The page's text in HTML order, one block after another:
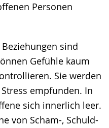
Personen
sind
Gefühle kaum
Sie werden
empfunden. In
sich innerlich leer.
von Scham-, Schuld-